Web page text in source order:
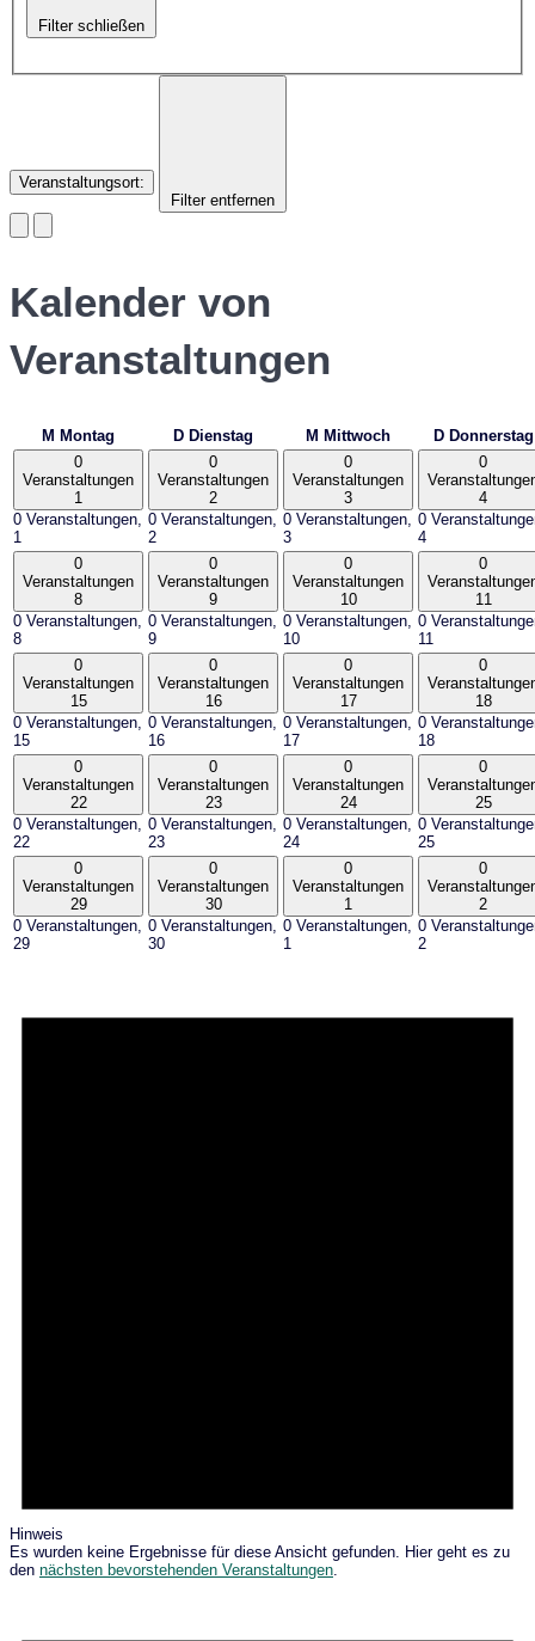
Filter schließen
Veranstaltungsort:
Filter entfernen
Kalender von
Veranstaltungen
M Montag D Dienstag M Mittwoch D Donnerstag
0
Veranstaltungen
1
0 Veranstaltungen,
1
0
Veranstaltungen
2
0 Veranstaltungen,
2
0
Veranstaltungen
3
0 Veranstaltungen,
3
0
4
0
4
0
Veranstaltungen
8
0 Veranstaltungen,
8
0
Veranstaltungen
9
0 Veranstaltungen,
9
0
Veranstaltungen
10
0 Veranstaltungen,
10
0
11
0
11
0
Veranstaltungen
15
0 Veranstaltungen,
15
0
Veranstaltungen
16
0 Veranstaltungen,
16
0
Veranstaltungen
17
0 Veranstaltungen,
17
0
18
0
18
0
Veranstaltungen
22
0 Veranstaltungen,
22
0
Veranstaltungen
23
0 Veranstaltungen,
23
0
Veranstaltungen
24
0 Veranstaltungen,
24
0
25
0
25
0
Veranstaltungen
29
0 Veranstaltungen,
29
0
Veranstaltungen
30
0 Veranstaltungen,
30
0
Veranstaltungen
1
0 Veranstaltungen,
1
0
2
0
2
Hinweis
Es wurden keine Ergebnisse für diese Ansicht gefunden. Hier geht es zu
den nächsten bevorstehenden Veranstaltungen